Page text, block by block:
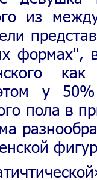
из
формах",
у
пола в